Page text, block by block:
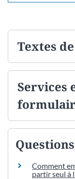
Textes
Services
Comment
partir seul à